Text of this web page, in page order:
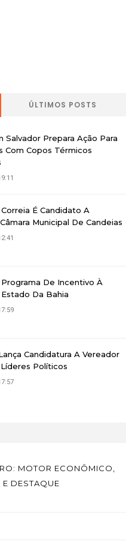
ÚLTIMOS POSTS
Salvador Prepara Ação Para
Com Copos Térmicos
É Candidato A
Municipal De Candeias
De Incentivo À
Da Bahia
Candidatura A Vereador
Políticos
MOTOR ECONÔMICO,
DESTAQUE